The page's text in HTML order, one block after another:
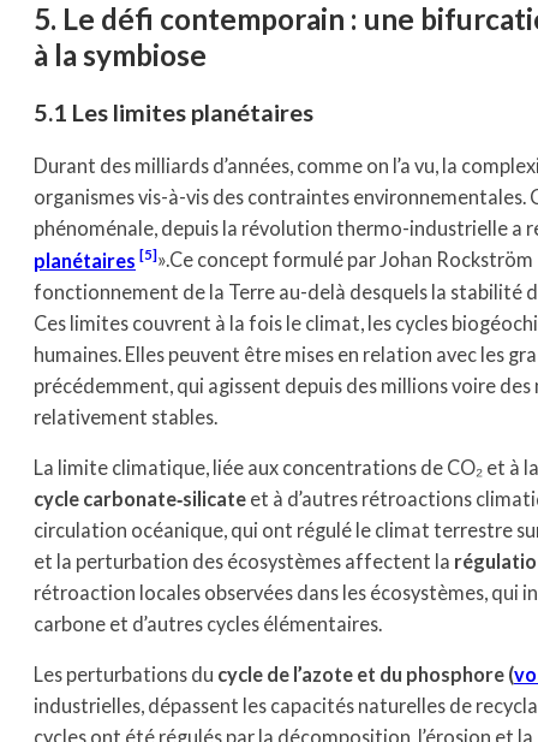
5. Le défi contemporain : une
à la symbiose
5.1 Les limites planétaires
Durant des milliards d’années, comme on l’a vu, la
organismes vis-à-vis des contraintes environnementales.
phénoménale, depuis la révolution thermo-industrielle a
planétaires
5 ».Ce concept formulé par Johan
fonctionnement de la Terre au-delà desquels la stabilité
Ces limites couvrent à la fois le climat, les cycles
humaines. Elles peuvent être mises en relation avec les
précédemment, qui agissent depuis des millions voire
relativement stables.
La limite climatique, liée aux concentrations de CO₂ et à
cycle carbonate‑silicate et à d’autres rétroactions
circulation océanique, qui ont régulé le climat terrestre
et la perturbation des écosystèmes affectent la
rétroaction locales observées dans les écosystèmes, qui
carbone et d’autres cycles élémentaires.
Les perturbations du cycle de l’azote et du phosphore (
industrielles, dépassent les capacités naturelles de
cycles ont été régulés par la décomposition, l’érosion et